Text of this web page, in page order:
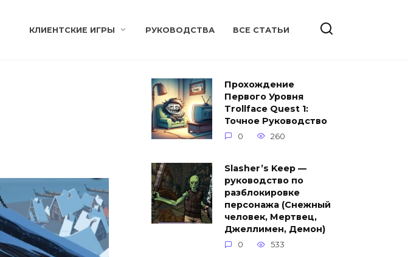
КЛИЕНТСКИЕ ИГРЫ РУКОВОДСТВА ВСЕ СТАТЬИ
Прохождение
Первого Уровня
Trollface Quest 1:
Точное Руководство
0 260
Slasher’s Keep —
руководство по
разблокировке
персонажа (Снежный
человек, Мертвец,
Джеллимен, Демон)
0 533